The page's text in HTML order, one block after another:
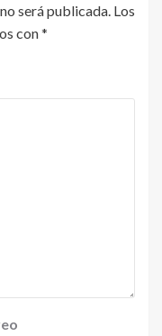
será publicada. Los
con*